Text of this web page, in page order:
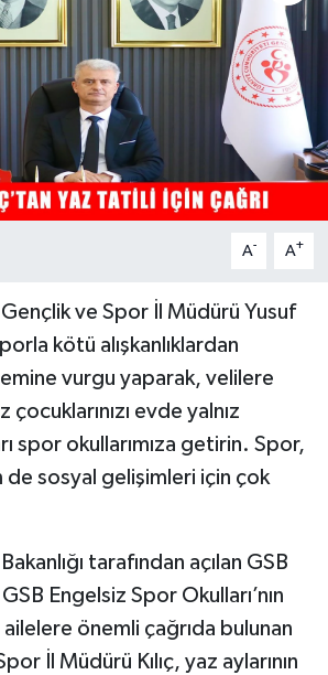
A- A+
ve Spor İl Müdürü Yusuf
kötü alışkanlıklardan
vurgu yaparak, velilere
evde yalnız
spor okullarımıza getirin. Spor,
de sosyal gelişimleri için çok
tarafından açılan GSB
Engelsiz Spor Okulları’nın
önemli çağrıda bulunan
İl Müdürü Kılıç, yaz aylarının